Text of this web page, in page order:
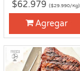
$62.979($29.990/Kg)
Agregar
Fresco